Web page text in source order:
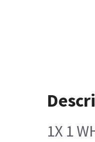
1X 1